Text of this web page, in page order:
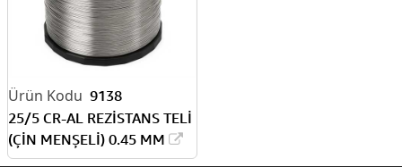
9138
25/5 CR-AL REZİSTANS TELİ
(ÇİN MENŞELİ) 0.45 MM